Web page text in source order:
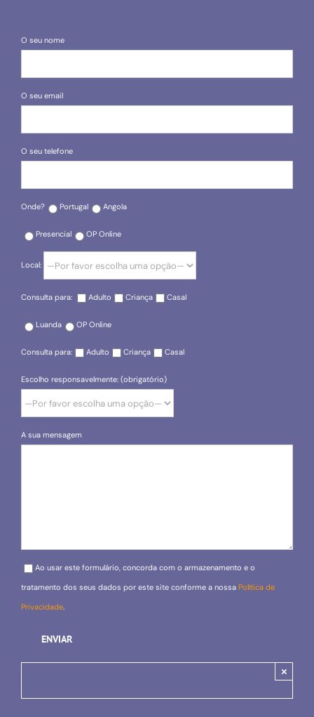
O seu nome
O seu email
O seu telefone
Onde? Portugal Angola
Presencial OP Online
Local:
Consulta para: Adulto Criança Casal
Luanda OP Online
Consulta para: Adulto Criança Casal
Escolho responsavelmente: (obrigatório)
A sua mensagem
Please leave this field empty.
Ao usar este formulário, concorda com o armazenamento e o
tratamento dos seus dados por este site conforme a nossa Política de
Privacidade.
×